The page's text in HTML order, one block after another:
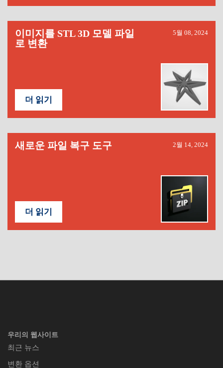
이미지를 STL 3D 모델 파일
로 변환
5월 08, 2024
더 읽기
새로운 파일 복구 도구 2월 14, 2024
더 읽기
우리의 웹사이트
최근 뉴스
변환 옵션